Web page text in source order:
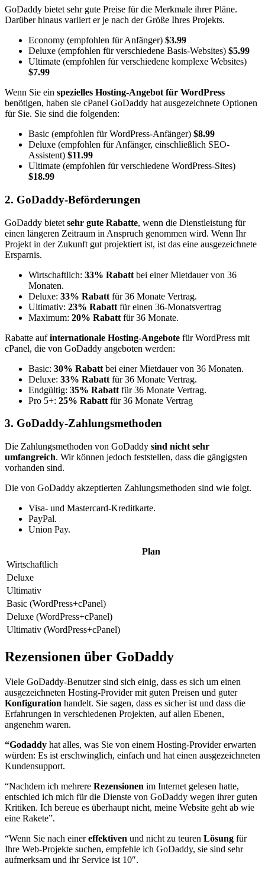
GoDaddy bietet sehr gute Preise für die Merkmale ihrer Pläne.
Darüber hinaus variiert er je nach der Größe Ihres Projekts.
Economy (empfohlen für Anfänger) $3.99
Deluxe (empfohlen für verschiedene Basis-Websites) $5.99
Ultimate (empfohlen für verschiedene komplexe Websites)
$7.99
Wenn Sie ein spezielles Hosting-Angebot für WordPress
benötigen, haben sie cPanel GoDaddy hat ausgezeichnete Optionen
für Sie. Sie sind die folgenden:
Basic (empfohlen für WordPress-Anfänger) $8.99
Deluxe (empfohlen für Anfänger, einschließlich SEO-
Assistent) $11.99
Ultimate (empfohlen für verschiedene WordPress-Sites)
$18.99
2. GoDaddy-Beförderungen
GoDaddy bietet sehr gute Rabatte, wenn die Dienstleistung für
einen längeren Zeitraum in Anspruch genommen wird. Wenn Ihr
Projekt in der Zukunft gut projektiert ist, ist das eine ausgezeichnete
Ersparnis.
Wirtschaftlich: 33% Rabatt bei einer Mietdauer von 36
Monaten.
Deluxe: 33% Rabatt für 36 Monate Vertrag.
Ultimativ: 23% Rabatt für einen 36-Monatsvertrag
Maximum: 20% Rabatt für 36 Monate.
Rabatte aufinternationale Hosting-Angebote für WordPress mit
cPanel, die von GoDaddy angeboten werden:
Basic: 30% Rabatt bei einer Mietdauer von 36 Monaten.
Deluxe: 33% Rabatt für 36 Monate Vertrag.
Endgültig: 35% Rabatt für 36 Monate Vertrag.
Pro 5+: 25% Rabatt für 36 Monate Vertrag
3. GoDaddy-Zahlungsmethoden
Die Zahlungsmethoden von GoDaddy sind nicht sehr
umfangreich. Wir können jedoch feststellen, dass die gängigsten
vorhanden sind.
Die von GoDaddy akzeptierten Zahlungsmethoden sind wie folgt.
Visa- und Mastercard-Kreditkarte.
PayPal.
Union Pay.
Plan
Wirtschaftlich
Deluxe
Ultimativ
Basic (WordPress+cPanel)
Deluxe (WordPress+cPanel)
Ultimativ (WordPress+cPanel)
Rezensionen über GoDaddy
Viele GoDaddy-Benutzer sind sich einig, dass es sich um einen
ausgezeichneten Hosting-Provider mit guten Preisen und guter
Konfiguration handelt. Sie sagen, dass es sicher ist und dass die
Erfahrungen in verschiedenen Projekten, auf allen Ebenen,
angenehm waren.
“Godaddy hat alles, was Sie von einem Hosting-Provider erwarten
würden: Es ist erschwinglich, einfach und hat einen ausgezeichneten
Kundensupport.
“Nachdem ich mehrere Rezensionen im Internet gelesen hatte,
entschied ich mich für die Dienste von GoDaddy wegen ihrer guten
Kritiken. Ich bereue es überhaupt nicht, meine Website geht ab wie
eine Rakete”.
“Wenn Sie nach einereffektiven und nicht zu teuren Lösung für
Ihre Web-Projekte suchen, empfehle ich GoDaddy, sie sind sehr
aufmerksam und ihr Service ist 10″.